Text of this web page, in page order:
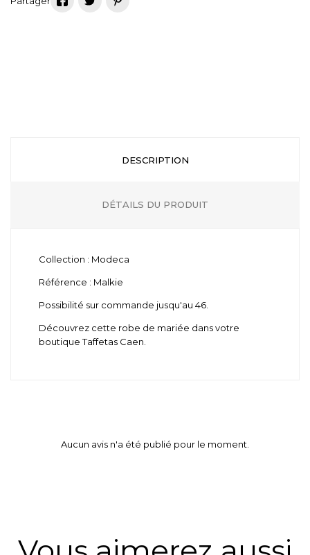
DESCRIPTION
DÉTAILS DU PRODUIT
Collection : Modeca
Référence : Malkie
Possibilité sur commande jusqu'au 46.
Découvrez cette robe de mariée dans votre
boutique Taffetas Caen.
Aucun avis n'a été publié pour le moment.